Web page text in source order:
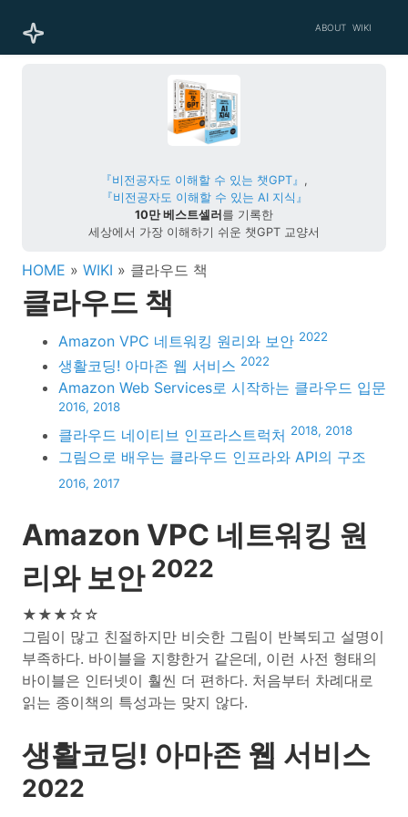
ABOUT WIKI
『비전공자도 이해할 수 있는 챗GPT』 ,
『비전공자도 이해할 수 있는 AI 지식』
10만 베스트셀러 를 기록한
세상에서 가장 이해하기 쉬운 챗GPT 교양서
HOME » WIKI » 클라우드 책
클라우드 책
Amazon VPC 네트워킹 원리와 보안 2022
생활코딩! 아마존 웹 서비스 2022
Amazon Web Services로 시작하는 클라우드 입문
2016, 2018
클라우드 네이티브 인프라스트럭처 2018, 2018
그림으로 배우는 클라우드 인프라와 API의 구조
2016, 2017
Amazon VPC 네트워킹 원
리와 보안 2022
★★★☆☆
그림이 많고 친절하지만 비슷한 그림이 반복되고 설명이
부족하다. 바이블을 지향한거 같은데, 이런 사전 형태의
바이블은 인터넷이 훨씬 더 편하다. 처음부터 차례대로
읽는 종이책의 특성과는 맞지 않다.
생활코딩! 아마존 웹 서비스
2022